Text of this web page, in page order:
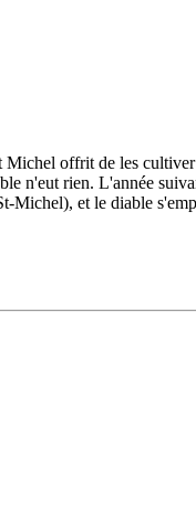
Michel offrit de les
n'eut rien. L'année
et le diable